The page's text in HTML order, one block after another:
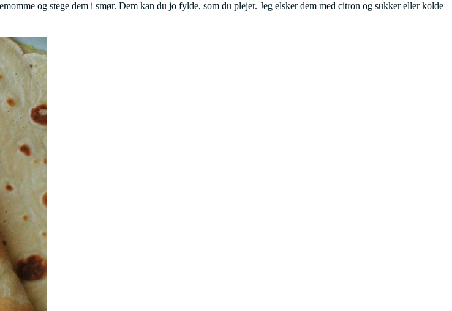
og stege dem i smør. Dem kan du jo fylde, som du plejer. Jeg elsker dem med citron og sukker eller kolde